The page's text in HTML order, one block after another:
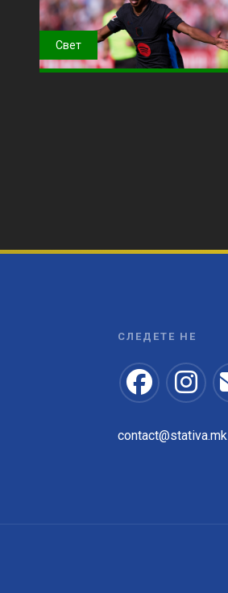
Свет
СЛЕДЕТЕ НЕ
contact@stativa.mk